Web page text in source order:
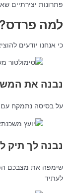
פתרונות יצירתיים
למה פרדס?
כי אנחנו יודעים
נבנה את
על בסיסה נתמקח עם
נבנה לך תיק
שימפה את מצבכם
לעתיד